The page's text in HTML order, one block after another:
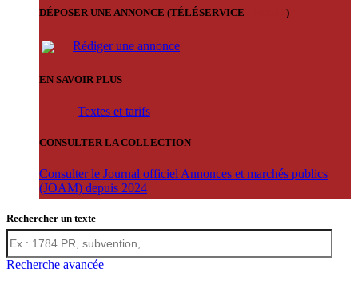
DÉPOSER UNE ANNONCE (TÉLÉSERVICE )
Rédiger une annonce
EN SAVOIR PLUS
Textes et tarifs
CONSULTER LA COLLECTION
Consulter le Journal officiel Annonces et marchés publics
(JOAM) depuis 2024
Rechercher un texte
Recherche avancée